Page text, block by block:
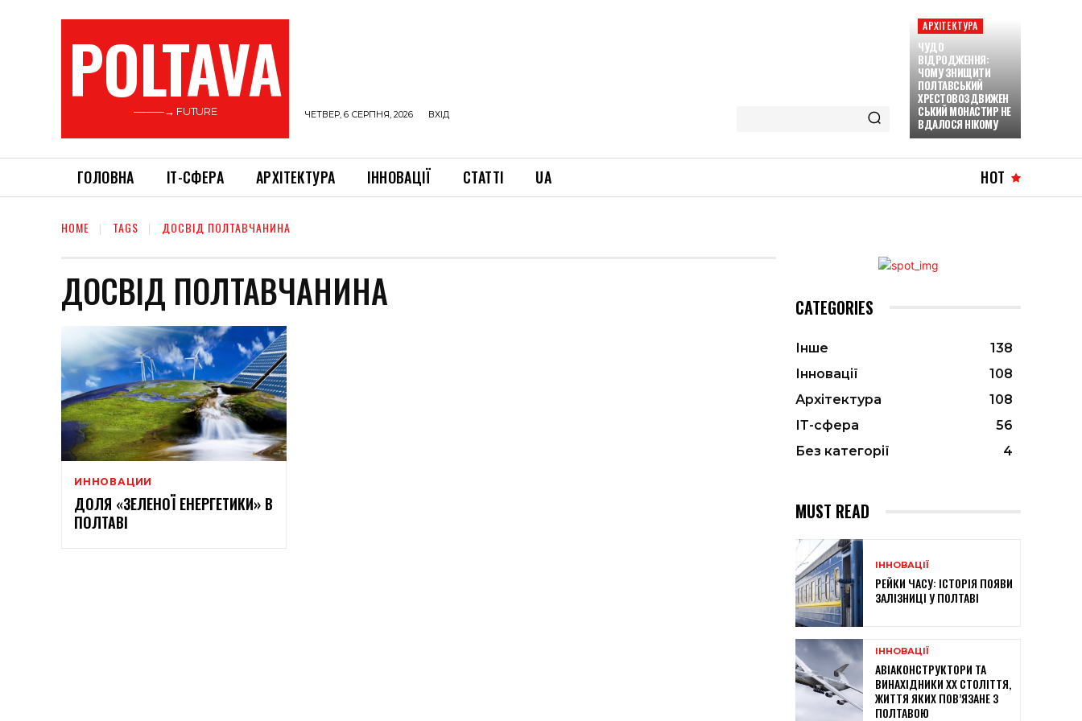
POLTAVA
———→ FUTURE ЧЕТВЕР, 6 СЕРПНЯ, 2026 ВХІД
АРХІТЕКТУРА
ЧУДО
ВІДРОДЖЕННЯ:
ЧОМУ ЗНИЩИТИ
ПОЛТАВСЬКИЙ
ХРЕСТОВОЗДВИЖЕН
СЬКИЙ МОНАСТИР НЕ
ВДАЛОСЯ НІКОМУ
ГОЛОВНА ІТ-СФЕРА АРХІТЕКТУРА ІННОВАЦІЇ СТАТТІ UA HOT
HOME TAGS ДОСВІД ПОЛТАВЧАНИНА
ДОСВІД ПОЛТАВЧАНИНА
ИННОВАЦИИ
ДОЛЯ «ЗЕЛЕНОЇ ЕНЕРГЕТИКИ» В
ПОЛТАВІ
CATEGORIES
Інше
138
Інновації
108
Архітектура
108
ІТ-сфера
56
Без категорії
4
MUST READ
ІННОВАЦІЇ
РЕЙКИ ЧАСУ: ІСТОРІЯ ПОЯВИ
ЗАЛІЗНИЦІ У ПОЛТАВІ
ІННОВАЦІЇ
АВІАКОНСТРУКТОРИ ТА
ВИНАХІДНИКИ XX СТОЛІТТЯ,
ЖИТТЯ ЯКИХ ПОВ’ЯЗАНЕ З
ПОЛТАВОЮ